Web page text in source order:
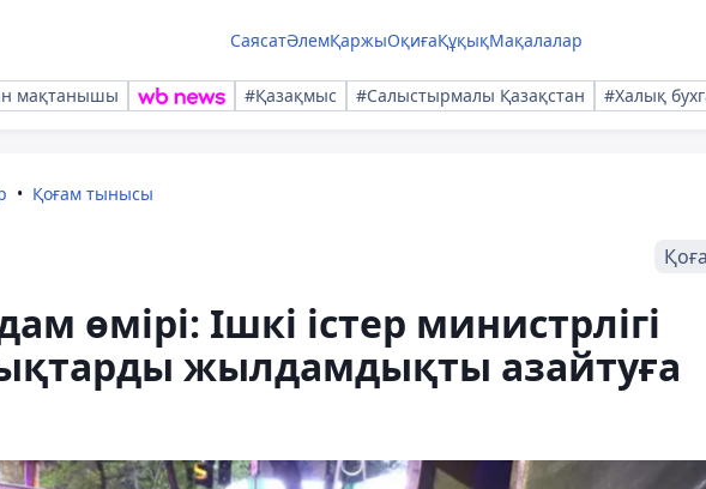
СаясатӘлемҚаржыОқиғаҚұқықМақалалар
мақтанышы #Қазақмыс #Салыстырмалы Қазақстан #Халық
Қоғам тынысы
өмірі: Ішкі істер министрлігі
жылдамдықты азайтуға